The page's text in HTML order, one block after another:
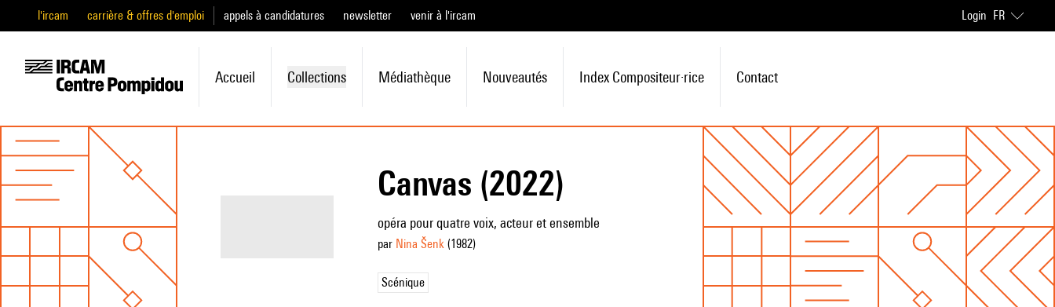
l'ircam carrière & offres d'emploi appels à candidatures newsletter venir à l'ircam Login FR
Accueil Collections Médiathèque Nouveautés Index Compositeur·rice Contact
Canvas (2022)
opéra pour quatre voix, acteur et ensemble
par Nina Šenk(1982)
Scénique